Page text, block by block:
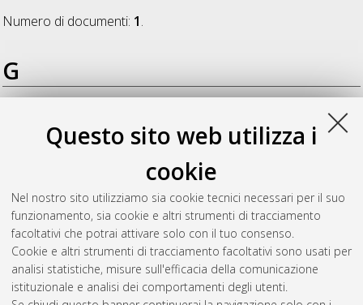
Questo sito web utilizza i
cookie
Nel nostro sito utilizziamo sia cookie tecnici necessari per il suo
funzionamento, sia cookie e altri strumenti di tracciamento
facoltativi che potrai attivare solo con il tuo consenso.
Cookie e altri strumenti di tracciamento facoltativi sono usati per
analisi statistiche, misure sull'efficacia della comunicazione
istituzionale e analisi dei comportamenti degli utenti.
Numero di documenti: 1.
G
carbonaceous matter within Palaeoarchaean marine
environments of the Barberton Greenstone Belt, South Africa
[Dissertation thesis], Alma Mater Studiorum Università di
Bologna. Dottorato di ricerca inScienze della terra, della vita e
dell'ambiente, 30 Ciclo. DOI
10.6092/unibo/amsdottorato/8555.
Questa lista e' stata generata il Wed Aug 5 20:31:37 2026